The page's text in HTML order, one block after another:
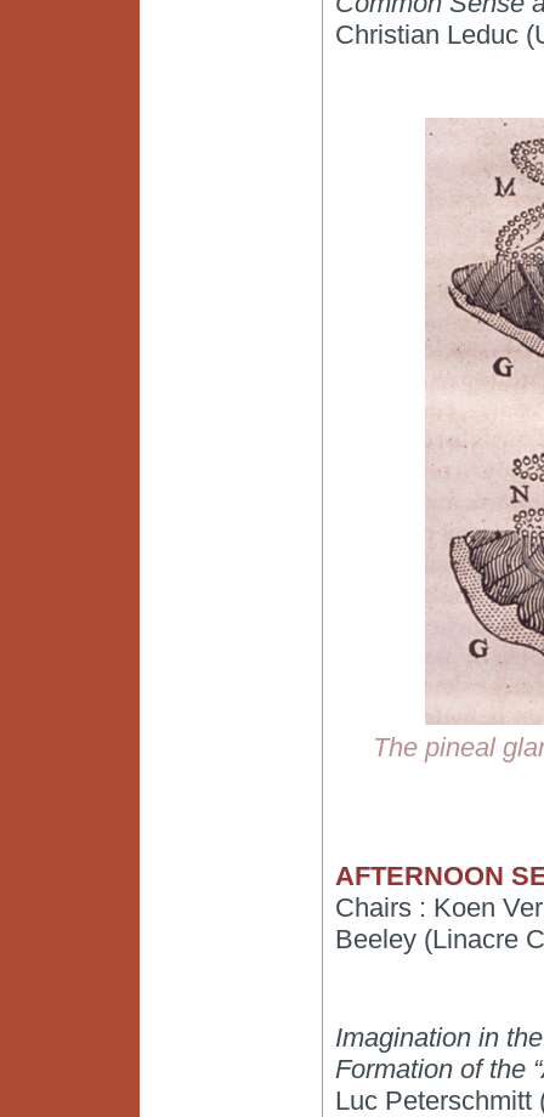
Christian Leduc
The pineal
AFTERNOON
Chairs : Koen
Beeley (Linacre
Imagination in
Formation of the
Luc Peterschmitt